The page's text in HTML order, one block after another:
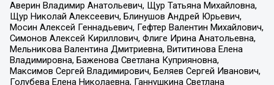
Аверин Владимир Анатольевич, Щур Татьяна Михайловна,
Щур Николай Алексеевич, Блинушов Андрей Юрьевич,
Мосин Алексей Геннадьевич, Гефтер Валентин Михайлович,
Симонов Алексей Кириллович, Флиге Ирина Анатольевна,
Мельникова Валентина Дмитриевна, Вититинова Елена
Владимировна, Баженова Светлана Куприяновна,
Максимов Сергей Владимирович, Беляев Сергей Иванович,
Голубева Елена Николаевна, Ганнушкина Светлана